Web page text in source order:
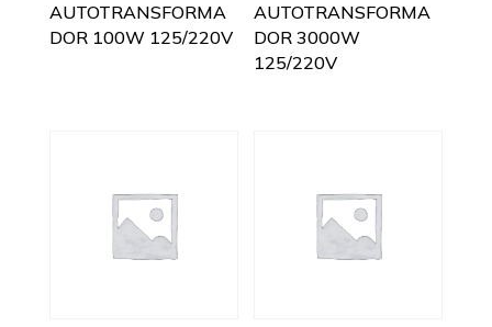
AUTOTRANSFORMA
DOR 100W 125/220V
AUTOTRANSFORMA
DOR 3000W
125/220V